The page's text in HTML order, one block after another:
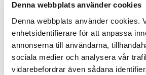
Denna webbplats använder cookies
Denna webbplats använder cookies.
enhetsidentifierare för att anpassa
annonserna till användarna,
sociala medier och analysera vår
vidarebefordrar även sådana